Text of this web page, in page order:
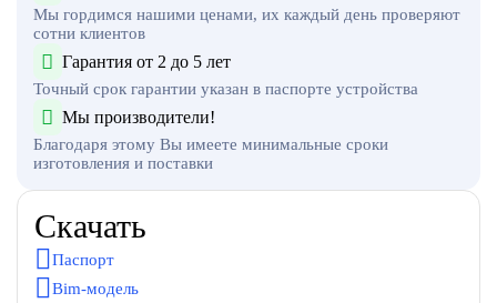
Мы гордимся нашими ценами, их каждый день проверяют
сотни клиентов
Гарантия от 2 до 5 лет
Точный срок гарантии указан в паспорте устройства
Мы производители!
Благодаря этому Вы имеете минимальные сроки
изготовления и поставки
Скачать
Паспорт
Bim-модель